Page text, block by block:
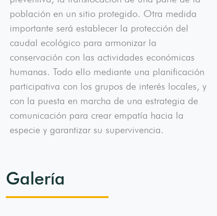
población en un sitio protegido. Otra medida
importante será establecer la protección del
caudal ecológico para armonizar la
conservación con las actividades económicas
humanas. Todo ello mediante una planificación
participativa con los grupos de interés locales, y
con la puesta en marcha de una estrategia de
comunicación para crear empatía hacia la
especie y garantizar su supervivencia.
Galería